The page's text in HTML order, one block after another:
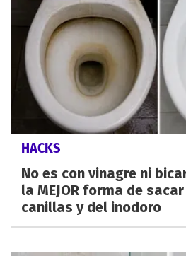
HACKS
No es con vinagre ni
la MEJOR forma de
canillas y del inodoro